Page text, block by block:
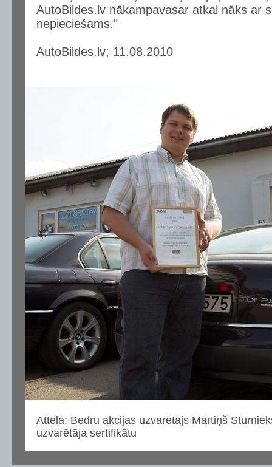
AutoBildes.lv nākampavasar atkal nāks ar
nepieciešams."
AutoBildes.lv; 11.08.2010
Attēlā: Bedru akcijas uzvarētājs Mārtiņš
uzvarētāja sertifikātu